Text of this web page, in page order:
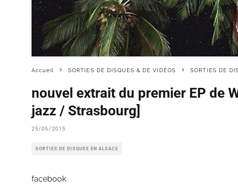
Accueil SORTIES DE DISQUES & DE VIDÉOS SORTIES DE
nouvel extrait du premier EP de
jazz / Strasbourg]
25/05/2015
SORTIES DE DISQUES EN ALSACE
facebook